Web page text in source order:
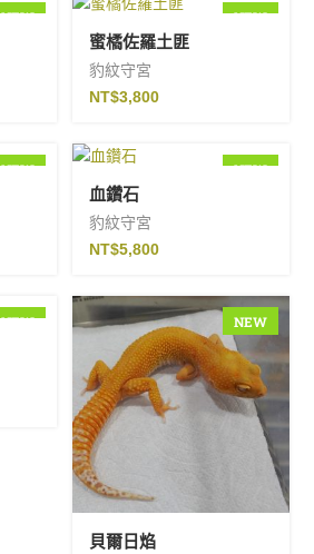
NEW NEW
蜜橘佐羅土匪
豹紋守宮
NT$3,800
NEW NEW
血鑽石
豹紋守宮
NT$5,800
NEW NEW
貝爾日焰